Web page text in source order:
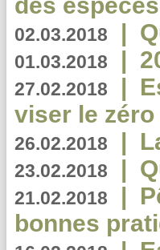
02.03.2018 |
01.03.2018 |
27.02.2018 |
viser le
26.02.2018 |
23.02.2018 |
21.02.2018 |
bonnes